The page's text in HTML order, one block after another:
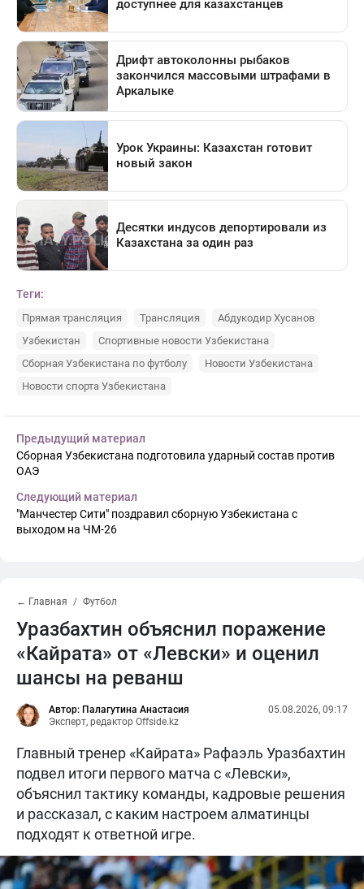
Теги:
Прямая трансляция Трансляция
Абдукодир Хусанов
Узбекистан
Спортивные новости Узбекистана
Сборная Узбекистана по футболу
Новости Узбекистана
Новости спорта Узбекистана
Предыдущий материал
Сборная Узбекистана подготовила ударный состав против
ОАЭ
Следующий материал
"Манчестер Сити" поздравил сборную Узбекистана с
выходом на ЧМ-26
← Главная Футбол
Уразбахтин объяснил поражение
«Кайрата» от «Левски» и оценил
шансы на реванш
Автор: Палагутина Анастасия
Эксперт, редактор Offside.kz
05.08.2026, 09:17
Главный тренер «Кайрата» Рафаэль Уразбахтин
подвел итоги первого матча с «Левски»,
объяснил тактику команды, кадровые решения
и рассказал, с каким настроем алматинцы
подходят к ответной игре.